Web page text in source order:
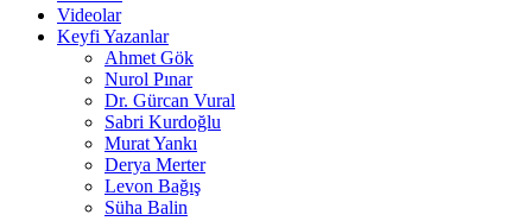
Videolar
Keyfi Yazanlar
Ahmet Gök
Nurol Pınar
Dr. Gürcan Vural
Sabri Kurdoğlu
Murat Yankı
Derya Merter
Levon Bağış
Süha Balin